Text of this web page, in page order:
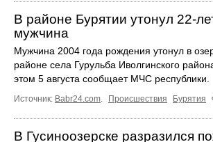
В районе Бурятии утонул 22-
мужчина
Мужчина 2004 года рождения утонул в
районе села Гурульба Иволгинского
этом 5 августа сообщает МЧС республики.
Источник: Babr24.com Происшествия Бурятия
В Гусиноозерске разразился